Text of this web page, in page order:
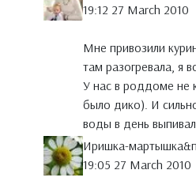
19:12 27 March 2010
Мне привозили
там разогревала, я
У нас в роддоме не
было дико). И
воды в день
Иришка-
19:05 27 March 2010